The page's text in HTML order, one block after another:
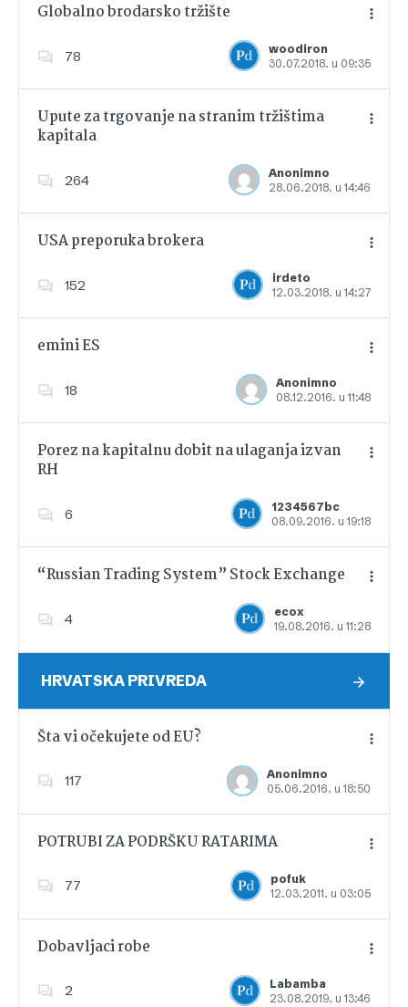
Globalno brodarsko tržište
78
woodiron
30.07.2018. u 09:35
Dodajte u favorite
Upute za trgovanje na stranim tržištima
kapitala
264
Anonimno
28.06.2018. u 14:46
Dodajte u favorite
USA preporuka brokera
152
irdeto
12.03.2018. u 14:27
Dodajte u favorite
emini ES
18
Anonimno
08.12.2016. u 11:48
Dodajte u favorite
Porez na kapitalnu dobit na ulaganja izvan
RH
6
1234567bc
08.09.2016. u 19:18
Dodajte u favorite
“Russian Trading System” Stock Exchange
4
ecox
19.08.2016. u 11:28
Dodajte u favorite
HRVATSKA PRIVREDA
Šta vi očekujete od EU?
117
Anonimno
05.06.2016. u 18:50
Dodajte u favorite
POTRUBI ZA PODRŠKU RATARIMA
77
pofuk
12.03.2011. u 03:05
Dodajte u favorite
Dobavljaci robe
2
Labamba
23.08.2019. u 13:46
Dodajte u favorite